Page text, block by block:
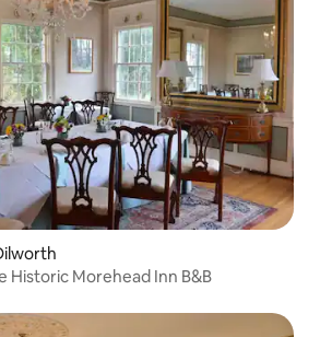
Historic Morehead Inn B&B